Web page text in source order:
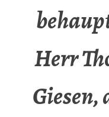
Herr
Giesen,